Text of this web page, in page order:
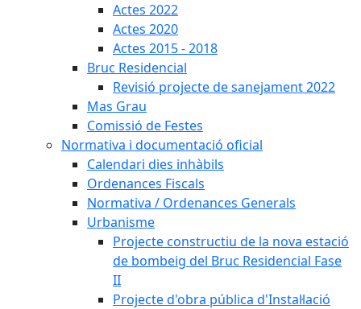
Actes 2022
Actes 2020
Actes 2015 - 2018
Bruc Residencial
Revisió projecte de sanejament 2022
Mas Grau
Comissió de Festes
Normativa i documentació oficial
Calendari dies inhàbils
Ordenances Fiscals
Normativa / Ordenances Generals
Urbanisme
Projecte constructiu de la nova estació
de bombeig del Bruc Residencial Fase
II
Projecte d'obra pública d'Instal·lació